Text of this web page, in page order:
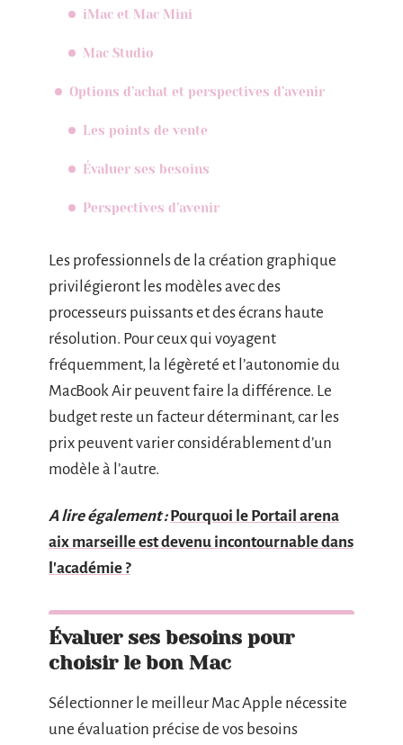
iMac et Mac Mini
Mac Studio
Options d’achat et perspectives d’avenir
Les points de vente
Évaluer ses besoins
Perspectives d’avenir
Les professionnels de la création graphique
privilégieront les modèles avec des
processeurs puissants et des écrans haute
résolution. Pour ceux qui voyagent
fréquemment, la légèreté et l’autonomie du
MacBook Air peuvent faire la différence. Le
budget reste un facteur déterminant, car les
prix peuvent varier considérablement d’un
modèle à l’autre.
A lire également : Pourquoi le Portail arena
aix marseille est devenu incontournable dans
l'académie ?
Évaluer ses besoins pour
choisir le bon Mac
Sélectionner le meilleur Mac Apple nécessite
une évaluation précise de vos besoins